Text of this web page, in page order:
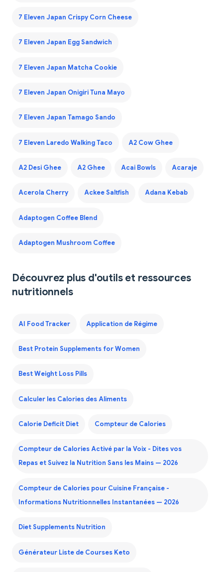
7 Eleven Japan Crispy Corn Cheese
7 Eleven Japan Egg Sandwich
7 Eleven Japan Matcha Cookie
7 Eleven Japan Onigiri Tuna Mayo
7 Eleven Japan Tamago Sando
7 Eleven Laredo Walking Taco A2 Cow Ghee
A2 Desi Ghee A2 Ghee Acai Bowls Acaraje
Acerola Cherry Ackee Saltfish Adana Kebab
Adaptogen Coffee Blend
Adaptogen Mushroom Coffee
Découvrez plus d'outils et ressources
nutritionnels
AI Food Tracker Application de Régime
Best Protein Supplements for Women
Best Weight Loss Pills
Calculer les Calories des Aliments
Calorie Deficit Diet Compteur de Calories
Compteur de Calories Activé par la Voix - Dites vos
Repas et Suivez la Nutrition Sans les Mains — 2026
Compteur de Calories pour Cuisine Française -
Informations Nutritionnelles Instantanées — 2026
Diet Supplements Nutrition
Générateur Liste de Courses Keto